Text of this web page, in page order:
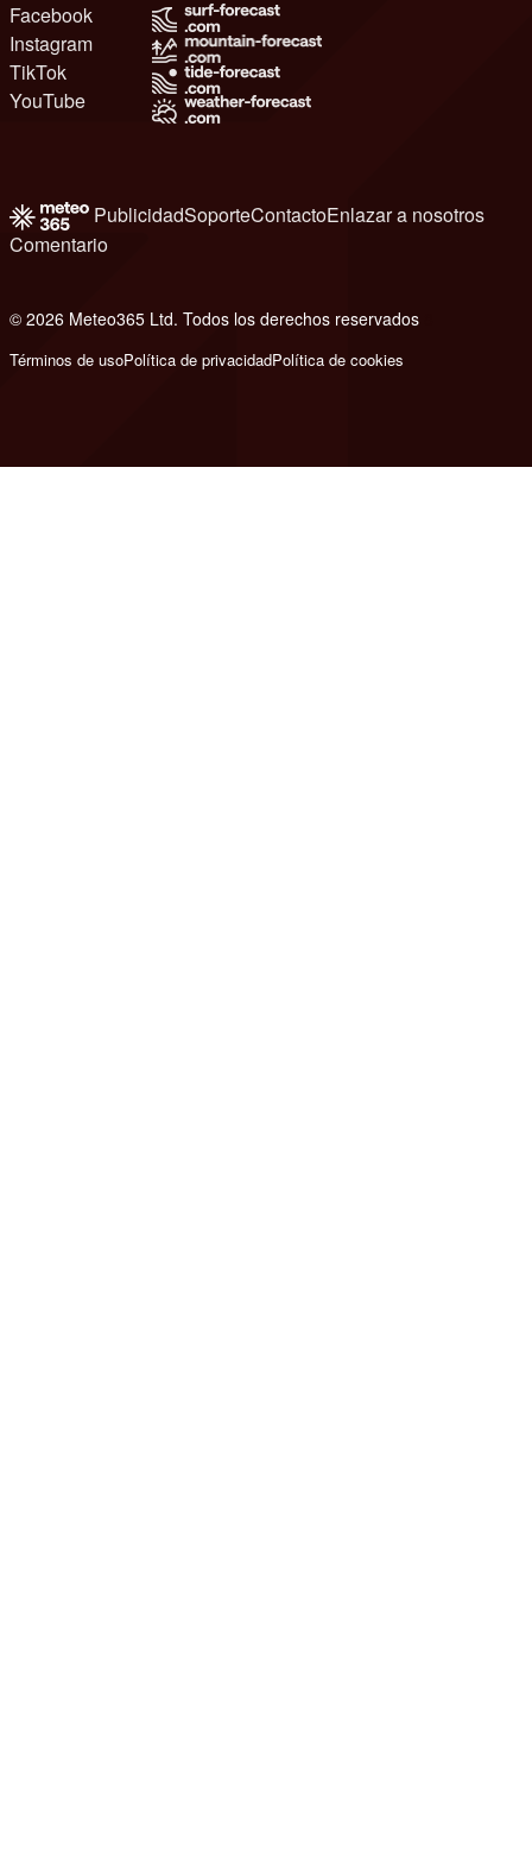
Facebook
Instagram
TikTok
YouTube
PublicidadSoporteContactoEnlazar a nosotros
Comentario
© 2026 Meteo365 Ltd. Todos los derechos reservados
Términos de usoPolítica de privacidadPolítica de cookies